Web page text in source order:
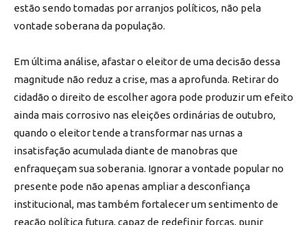
estão sendo tomadas por arranjos políticos, não pela
vontade soberana da população.
Em última análise, afastar o eleitor de uma decisão dessa
magnitude não reduz a crise, mas a aprofunda. Retirar do
cidadão o direito de escolher agora pode produzir um efeito
ainda mais corrosivo nas eleições ordinárias de outubro,
quando o eleitor tende a transformar nas urnas a
insatisfação acumulada diante de manobras que
enfraqueçam sua soberania. Ignorar a vontade popular no
presente pode não apenas ampliar a desconfiança
institucional, mas também fortalecer um sentimento de
reação política futura, capaz de redefinir forças, punir